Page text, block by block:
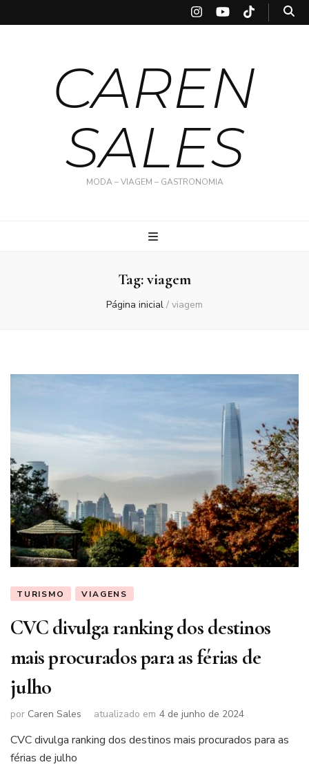
CAREN
SALES
MODA – VIAGEM – GASTRONOMIA
Tag:viagem
Página inicial / viagem
TURISMO VIAGENS
CVC divulga ranking dos destinos
mais procurados para as férias de
julho
por Caren Sales atualizado em 4 de junho de 2024
CVC divulga ranking dos destinos mais procurados para as
férias de julho